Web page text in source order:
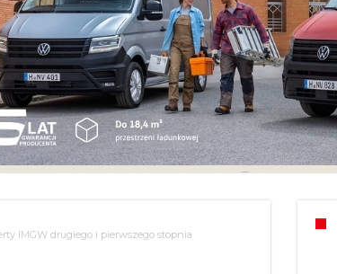
IMGW drugiego i pierwszego stopnia